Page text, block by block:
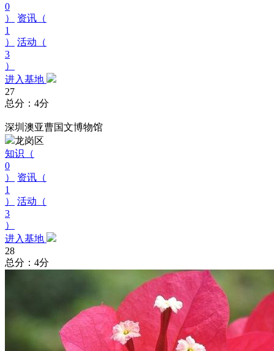
0
）
资讯（
1
）
活动（
3
）
进入基地
27
总分：4分
深圳澳亚曹国文博物馆
龙岗区
知识（
0
）
资讯（
1
）
活动（
3
）
进入基地
28
总分：4分